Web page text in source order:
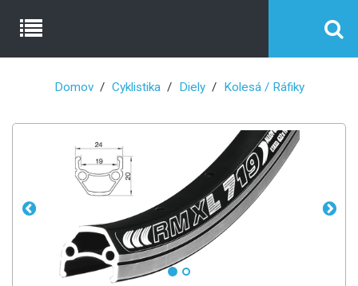
Domov Cyklistika Diely Kolesá / Ráfiky